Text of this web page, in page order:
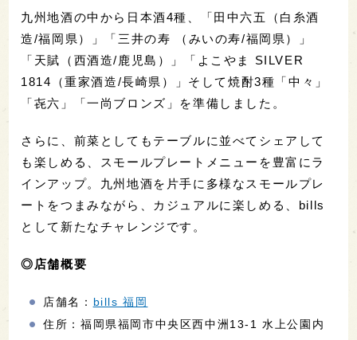
九州地酒の中から日本酒4種、「田中六五（白糸酒
造/福岡県）」「三井の寿 （みいの寿/福岡県）」
「天賦（西酒造/鹿児島）」「よこやま SILVER
1814（重家酒造/長崎県）」そして焼酎3種「中々」
「㐂六」「一尚ブロンズ」を準備しました。
さらに、前菜としてもテーブルに並べてシェアして
も楽しめる、スモールプレートメニューを豊富にラ
インアップ。九州地酒を片手に多様なスモールプレ
ートをつまみながら、カジュアルに楽しめる、bills
として新たなチャレンジです。
◎店舗概要
店舗名： bills 福岡
住所：福岡県福岡市中央区西中洲13-1 水上公園内